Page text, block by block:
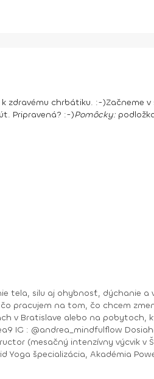
zdravému chrbátiku. :-)Začneme
Pripravená? :-)Pomôcky:
na tom, čo chcem zmeniť a